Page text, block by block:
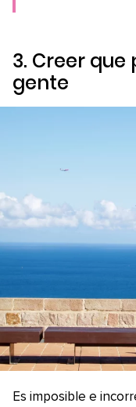
3. Creer que
gente
Es imposible e